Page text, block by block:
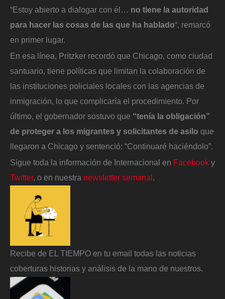
“Estoy abierto a dialogar con él… no tiene la autoridad
para hacer las cosas de las que ha hablado“, remarcó
en primer lugar.
En esa línea, Pritzker recordó que Chicago, como ciudad
santuario, tiene políticas que limitan la colaboración de
las instituciones policiales locales con las agencias de
inmigración, lo que complicaría el procedimiento. Por
último, el gobernador sostuvo que “tenía la obligación”
de proteger a los migrantes y solicitantes de asilo que
llegaron a Chicago y sentenció: “Continuaré haciéndolo”.
Sigue toda la información de Internacional en Facebook y
Twitter, o en nuestra newsletter semanal
Recibe de EL TIEMPO en tu email todas las noticias
coberturas historias y análisis de la mano de nuestros.